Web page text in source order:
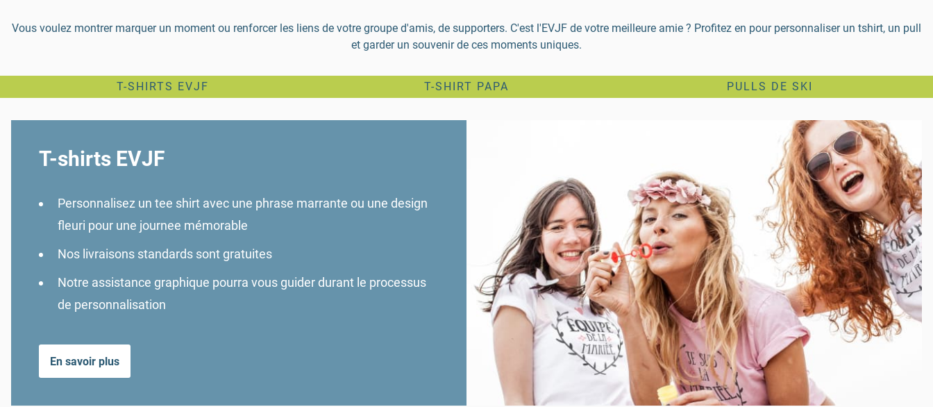
Vous voulez montrer marquer un moment ou renforcer les liens de votre groupe d'amis, de supporters. C'est l'EVJF de votre meilleure amie ? Profitez en pour personnaliser un tshirt, un pull
et garder un souvenir de ces moments uniques.
T-SHIRTS EVJF T-SHIRT PAPA PULLS DE SKI
T-shirts EVJF
Personnalisez un tee shirt avec une phrase marrante ou une design
fleuri pour une journee mémorable
Nos livraisons standards sont gratuites
Notre assistance graphique pourra vous guider durant le processus
de personnalisation
En savoir plus